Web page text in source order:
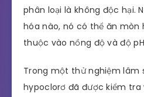
phân loại là không độc hại.
hóa nào, nó có thể ăn mòn
thuộc vào nồng độ và độ
Trong một thử nghiệm lâm
hypoclorơ đã được kiểm